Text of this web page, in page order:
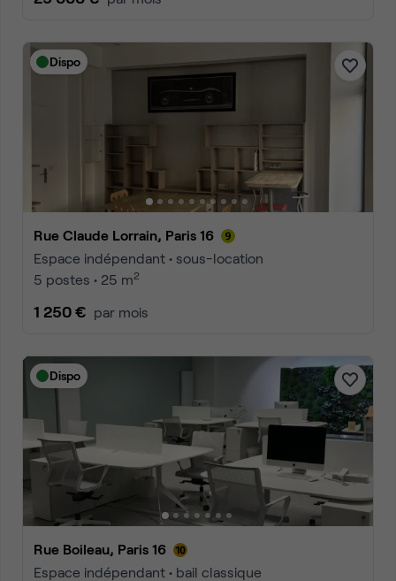
Dispo
Rue Claude Lorrain, Paris 16
Espace indépendant • sous-location
5 postes • 25 m2
1 250 € par mois
Dispo
Rue Boileau, Paris 16
Espace indépendant • bail classique